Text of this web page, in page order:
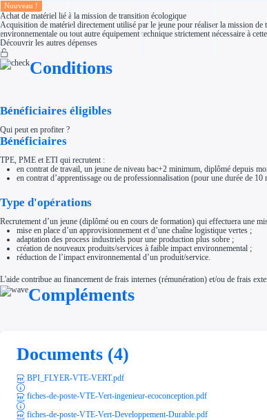
Aides Région Bretagne
Aides Région Centre-Val de Loire
Aides Région Corse
Aides Région Grand-Est
Aides Région Mayotte
Aides Région Réunion
Nos tarifs
Recherche autonome
Accompagnement
Ressources
FAQ
Nos guides
Nos partenaires
Contactez-nous
Nouveau !
Achat de matériel lié à la mission de transition écologique
Acquisition de matériel directement utilisé par le jeune pour réaliser la mission
environnementale ou tout autre équipement technique strictement nécessaire à
Découvrir les autres dépenses
Conditions
Bénéficiaires éligibles
Qui peut en profiter ?
Bénéficiaires
TPE, PME et ETI qui recrutent :
en contrat de travail, un jeune de niveau bac+2 minimum, diplômé depuis
en contrat d’apprentissage ou de professionnalisation (pour une durée de
Type d'opérations
Recrutement d’un jeune (diplômé ou en cours de formation) qui effectuera une
mise en place d’un approvisionnement et d’une chaîne logistique vertes ;
adaptation des process industriels pour une production plus sobre ;
création de nouveaux produits/services à faible impact environnemental ;
réduction de l’impact environnemental d’un produit/service.
L'aide contribue au financement de frais internes (rémunération) et/ou de frais
Compléments
Documents (4)
BPI_FLYER-VTE-VERT.pdf
fiches-de-poste-VTE-Vert-ingenieur-ecoconception.pdf
fiches-de-poste-VTE-Vert-Developpement-Durable.pdf